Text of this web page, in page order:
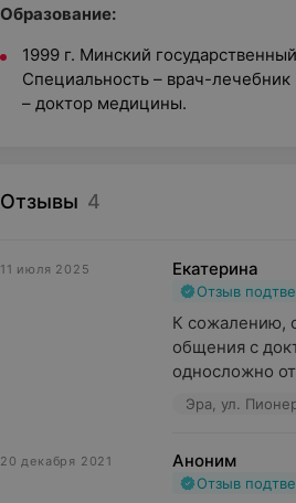
Образование:
1999 г. Минский
Специальность – врач-
– доктор медицины.
Отзывы 4
11 июля 2025 Екатерина
Отзыв
К сожалению,
общения с
односложно
Эра, ул.
20 декабря 2021 Аноним
Отзыв